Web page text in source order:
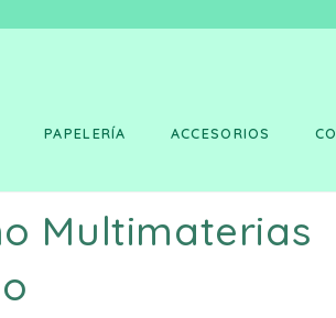
KAWAII❤️ 📦
PAPELERÍA ACCESORIOS
Multimaterias